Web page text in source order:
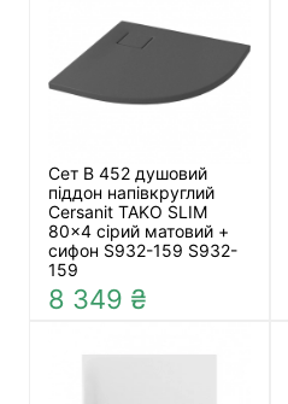
Сет B 452 душовий
піддон напівкруглий
Cersanit TAKO SLIM
80x4 сірий матовий +
сифон S932-159 S932-
159
8 349 ₴